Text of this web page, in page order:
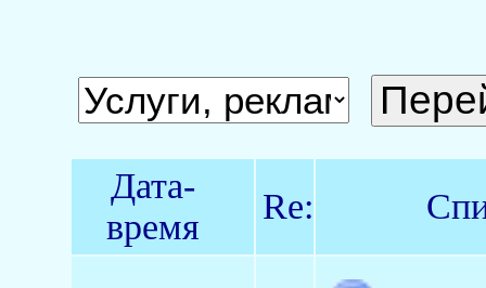
Дата-
время
Re: